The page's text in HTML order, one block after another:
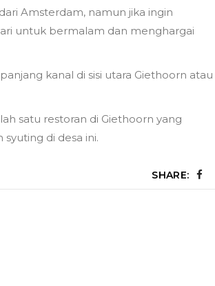
Amsterdam, namun jika ingin
untuk bermalam dan menghargai
kanal di sisi utara Giethoorn atau
satu restoran di Giethoorn yang
di desa ini.
SHARE: